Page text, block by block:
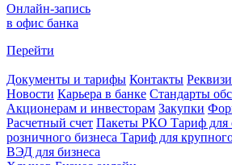
Онлайн-запись
в офис банка
Перейти
Документы и тарифы Контакты
Новости Карьера в банке Стандарты
Акционерам и инвесторам Закупки
Расчетный счет Пакеты РКО Тариф для
розничного бизнеса Тариф для
ВЭД для бизнеса